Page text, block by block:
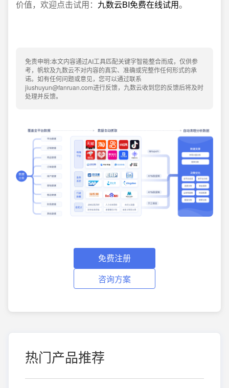
价值，欢迎点击试用： 九数云BI免费在线试用。
免责申明:本文内容通过AI工具匹配关键字智能整合而成，仅供参
考，帆软及九数云不对内容的真实、准确或完整作任何形式的承
诺。如有任何问题或意见，您可以通过联系
jiushuyun@fanruan.com进行反馈，九数云收到您的反馈后将及时
处理并反馈。
免费注册
咨询方案
热门产品推荐